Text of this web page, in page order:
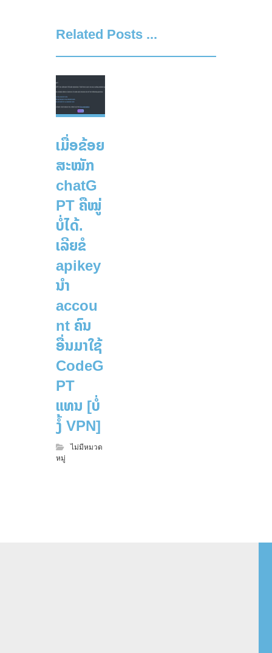
Related Posts ...
ເມື່ອຂ້ອຍ
ສະໝັກ
chatG
PT ຄືໝູ່
ບໍ່ໄດ້.
ເລີຍຂໍ
apikey
ນຳ
accou
nt ຄົນ
ອື່ນມາໃຊ້
CodeG
PT
ແທນ [ບໍ່
ງໍ້ VPN]
ไม่มีหมวด
หมู่